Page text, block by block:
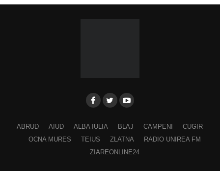
ABRUD AIUD ALBA IULIA BLAJ CAMPENI
CUGIR
OCNA MURES
TEIUS ZLATNA
RADIO UNIREA FM
ZIAREONLINE24